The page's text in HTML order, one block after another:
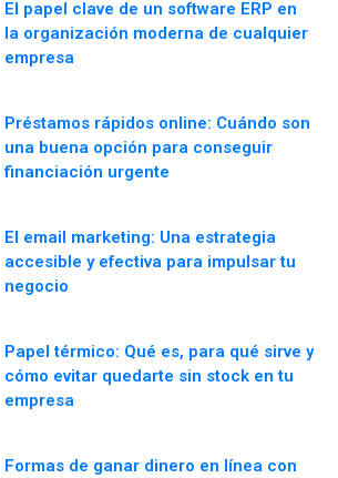
El papel clave de un software ERP en
la organización moderna de cualquier
empresa
Préstamos rápidos online: Cuándo son
una buena opción para conseguir
financiación urgente
El email marketing: Una estrategia
accesible y efectiva para impulsar tu
negocio
Papel térmico: Qué es, para qué sirve y
cómo evitar quedarte sin stock en tu
empresa
Formas de ganar dinero en línea con